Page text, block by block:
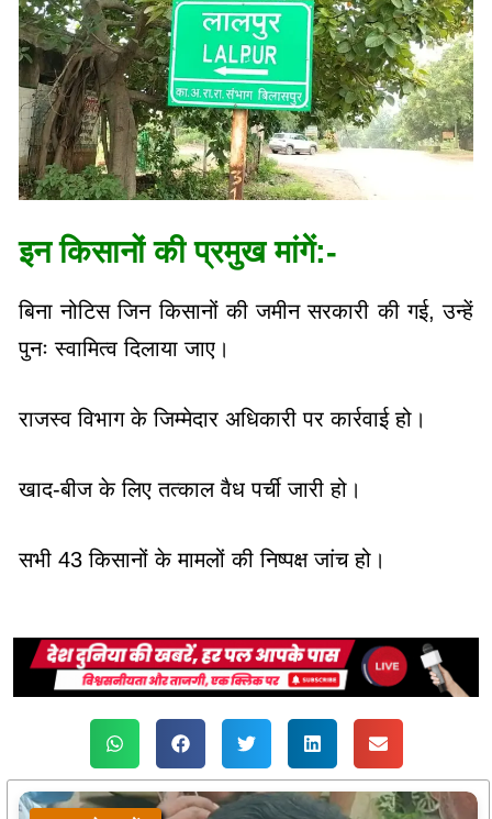
इन किसानों की प्रमुख मांगें:-
बिना नोटिस जिन किसानों की जमीन सरकारी की गई, उन्हें
पुनः स्वामित्व दिलाया जाए।
राजस्व विभाग के जिम्मेदार अधिकारी पर कार्रवाई हो।
खाद-बीज के लिए तत्काल वैध पर्ची जारी हो।
सभी 43 किसानों के मामलों की निष्पक्ष जांच हो।